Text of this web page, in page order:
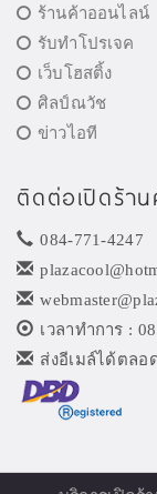
ร้านค้าออนไลน์
รับทำโปรเจค
เว็บโฮสติ้ง
ศิลป์ณวัช
ข่าวไอที
ติดต่อเปิดร้า
084-771-4247
เวลาทำการ :
ส่งอีเมล์ได้ตลอ